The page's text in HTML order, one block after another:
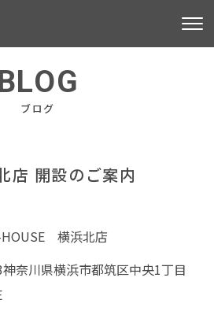
ブログ
店 開設のご案内
横浜北店
川県横浜市都筑区中央1丁目